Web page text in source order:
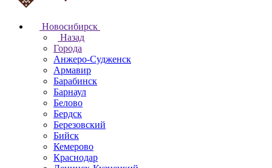
Новосибирск
Назад
Города
Анжеро-Судженск
Армавир
Барабинск
Барнаул
Белово
Бердск
Березовский
Бийск
Кемерово
Краснодар